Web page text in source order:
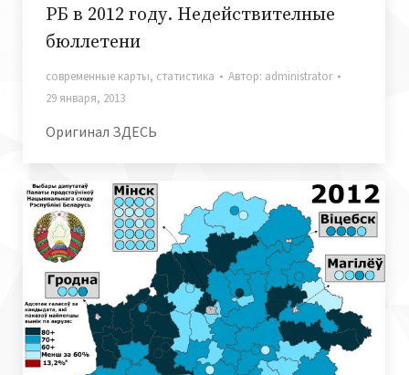
РБ в 2012 году. Недействителные
бюллетени
современные карты, статистика Автор: administrator
29 января, 2013
Оригинал ЗДЕСЬ